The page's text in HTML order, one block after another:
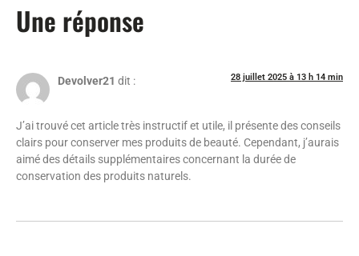
Une réponse
Devolver21 dit : 28 juillet 2025 à 13 h 14 min
J’ai trouvé cet article très instructif et utile, il présente des conseils
clairs pour conserver mes produits de beauté. Cependant, j’aurais
aimé des détails supplémentaires concernant la durée de
conservation des produits naturels.